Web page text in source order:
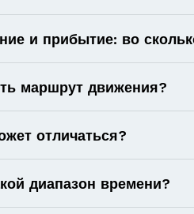
и прибытие: во
маршрут движения?
отличаться?
диапазон времени?